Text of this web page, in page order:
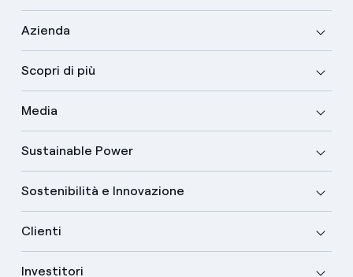
Azienda
Scopri di più
Media
Sustainable Power
Sostenibilità e Innovazione
Clienti
Investitori